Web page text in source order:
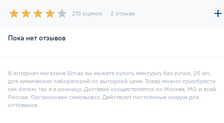
215 оценок 2 отзыва
Пока нет отзывов
В интернет-магазине Simax вы можете купить мензурку без ручки, 25 мл,
для химических лабораторий по выгодной цене. Товар можно приобрести
как оптом, так и в розницу. Доставка осуществляется по Москве, МО и всей
России. Организован самовывоз. Действуют постоянные скидки для
оптовиков.